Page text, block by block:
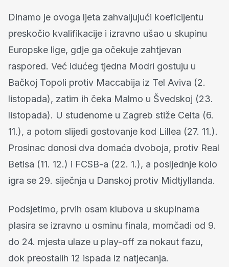
Dinamo je ovoga ljeta zahvaljujući koeficijentu
preskočio kvalifikacije i izravno ušao u skupinu
Europske lige, gdje ga očekuje zahtjevan
raspored. Već idućeg tjedna Modri gostuju u
Bačkoj Topoli protiv Maccabija iz Tel Aviva (2.
listopada), zatim ih čeka Malmo u Švedskoj (23.
listopada). U studenome u Zagreb stiže Celta (6.
11.), a potom slijedi gostovanje kod Lillea (27. 11.).
Prosinac donosi dva domaća dvoboja, protiv Real
Betisa (11. 12.) i FCSB-a (22. 1.), a posljednje kolo
igra se 29. siječnja u Danskoj protiv Midtjyllanda.
Podsjetimo, prvih osam klubova u skupinama
plasira se izravno u osminu finala, momčadi od 9.
do 24. mjesta ulaze u play-off za nokaut fazu,
dok preostalih 12 ispada iz natjecanja.